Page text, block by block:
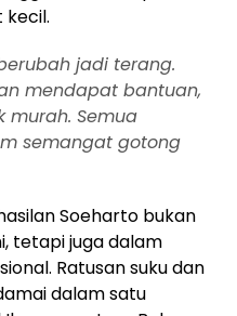
jadi terang.
mendapat bantuan,
Semua
semangat gotong
Soeharto bukan
tetapi juga dalam
Ratusan suku dan
dalam satu